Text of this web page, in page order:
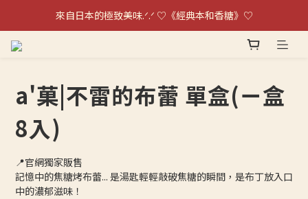
單日銷量破千盒！！日本超夯伴手禮不雷の布蕾～
來自日本的極致美味.ᐟ.ᐟ ♡《經典本和香糖》♡
單日銷量破千盒！！日本超夯伴手禮不雷の布蕾～
a'菓|不雷的布蕾 單盒(ㄧ盒
8入)
📍官網獨家販售
記憶中的焦糖烤布蕾... 是湯匙輕輕敲破焦糖的瞬間，是布丁放入口
中的濃郁滋味！